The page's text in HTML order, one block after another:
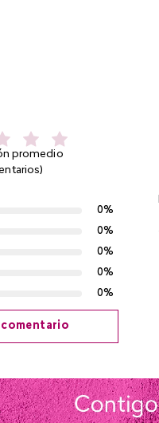
promedio
0%
0%
0%
0%
0%
comentario